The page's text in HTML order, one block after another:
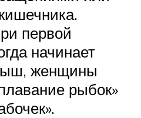
первой
начинает
женщины
рыбок»